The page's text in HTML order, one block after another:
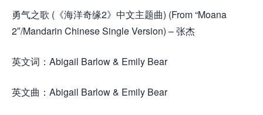
勇气之歌 (《海洋奇缘2》中文主题曲) (From “Moana
2″/Mandarin Chinese Single Version) – 张杰
英文词：Abigail Barlow & Emily Bear
英文曲：Abigail Barlow & Emily Bear